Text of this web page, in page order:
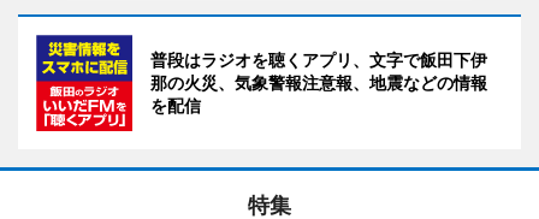
普段はラジオを聴くアプリ、文字で飯田下伊
那の火災、気象警報注意報、地震などの情報
を配信
特集